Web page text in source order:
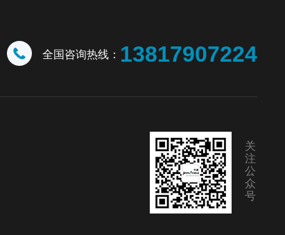
全国咨询热线： 13817907224
关
注
公
众
号